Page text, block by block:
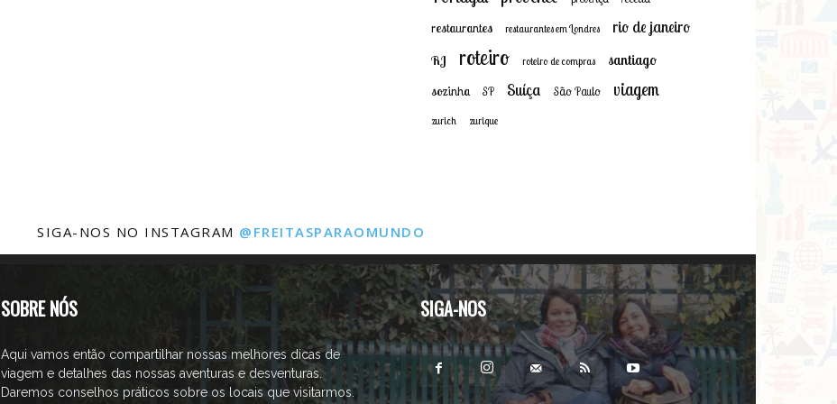
restaurantes restaurantes em Londres rio de janeiro
RJ roteiro roteiro de compras santiago
sozinha SP Suíça São Paulo viagem
zurich zurique
SIGA-NOS NO INSTAGRAM @FREITASPARAOMUNDO
SOBRE NÓS
Aqui vamos então compartilhar nossas melhores dicas de
viagem e detalhes das nossas aventuras e desventuras.
Daremos conselhos práticos sobre os locais que visitarmos.
SIGA-NOS